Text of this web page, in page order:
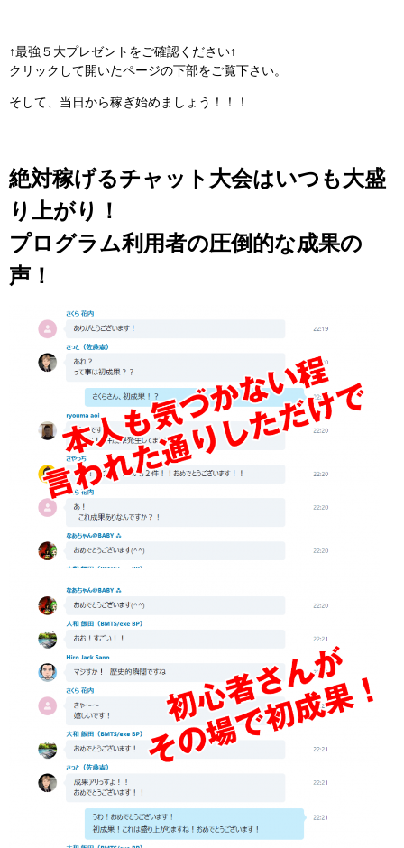
↑最強５大プレゼントをご確認ください↑
クリックして開いたページの下部をご覧下さい。
そして、当日から稼ぎ始めましょう！！！
絶対稼げるチャット大会はいつも大盛
り上がり！
プログラム利用者の圧倒的な成果の
声！